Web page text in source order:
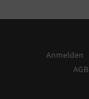
Anmelden
AGB